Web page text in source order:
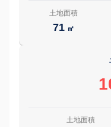
土地面積
71 ㎡
土地面積